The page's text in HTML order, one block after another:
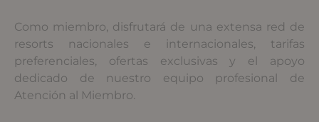
Como miembro, disfrutará de una extensa red de
resorts nacionales e internacionales, tarifas
preferenciales, ofertas exclusivas y el apoyo
dedicado de nuestro equipo profesional de
Atención al Miembro.